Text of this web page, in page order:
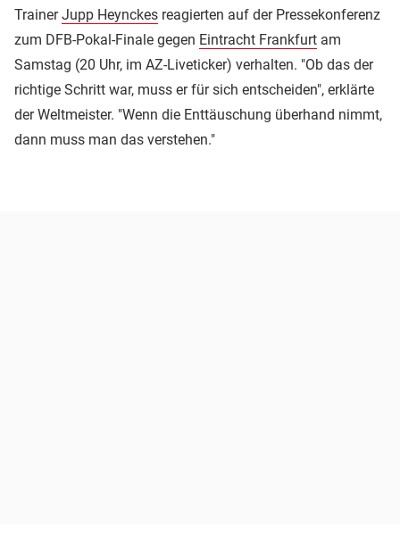
TrainerJupp Heynckes reagierten auf der Pressekonferenz
zum DFB-Pokal-Finale gegen Eintracht Frankfurt am
Samstag (20 Uhr, im AZ-Liveticker) verhalten. "Ob das der
richtige Schritt war, muss er für sich entscheiden", erklärte
der Weltmeister. "Wenn die Enttäuschung überhand nimmt,
dann muss man das verstehen."